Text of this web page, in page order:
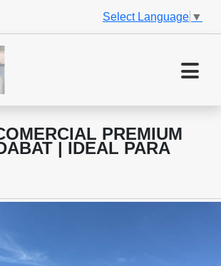
Select Language ▼
PREMIUM
| IDEAL PARA